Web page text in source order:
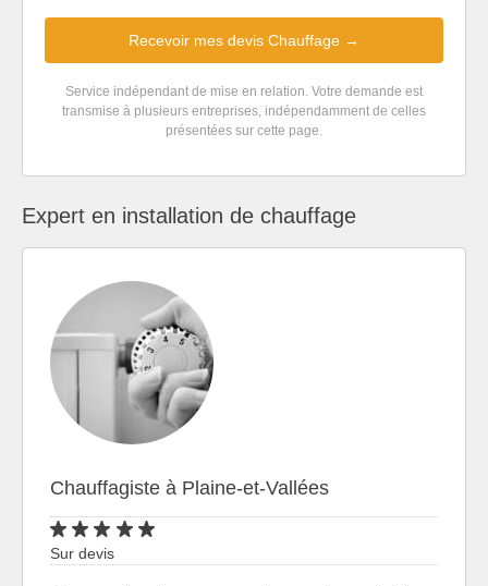
Recevoir mes devis Chauffage →
Service indépendant de mise en relation. Votre demande est
transmise à plusieurs entreprises, indépendamment de celles
présentées sur cette page.
Expert en installation de chauffage
Chauffagiste à Plaine-et-Vallées
Sur devis